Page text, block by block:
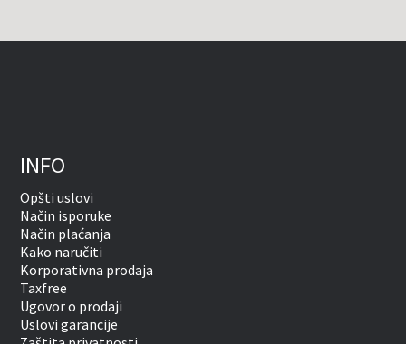
INFO
Opšti uslovi
Način isporuke
Način plaćanja
Kako naručiti
Korporativna prodaja
Taxfree
Ugovor o prodaji
Uslovi garancije